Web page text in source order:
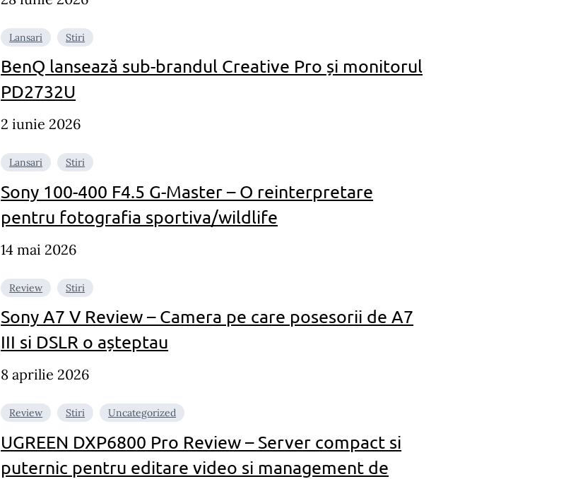
Lansari Stiri
BenQ lansează sub-brandul Creative Pro și monitorul
PD2732U
2 iunie 2026
Lansari Stiri
Sony 100-400 F4.5 G-Master – O reinterpretare
pentru fotografia sportiva/wildlife
14 mai 2026
Review Stiri
Sony A7 V Review – Camera pe care posesorii de A7
III si DSLR o așteptau
8 aprilie 2026
Review Stiri Uncategorized
UGREEN DXP6800 Pro Review – Server compact si
puternic pentru editare video si management de